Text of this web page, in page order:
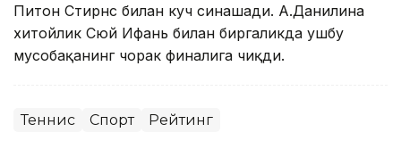
Питон Стирнс билан куч синашади. А.Данилина
хитойлик Сюй Ифань билан биргаликда ушбу
мусобақанинг чорак финалига чиқди.
Теннис Спорт Рейтинг